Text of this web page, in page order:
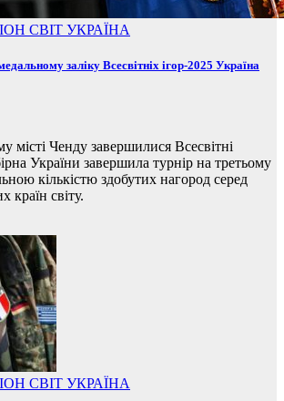
СВІТ УКРАЇНА
заліку Всесвітніх ігор-2025 Україна
місті Ченду завершилися Всесвітні
України завершила турнір на третьому
кількістю здобутих нагород серед
країн світу.
СВІТ УКРАЇНА